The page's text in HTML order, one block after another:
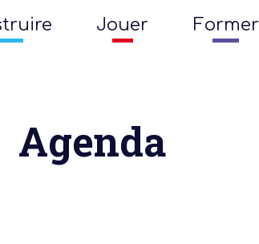
Jouer Former
Agenda